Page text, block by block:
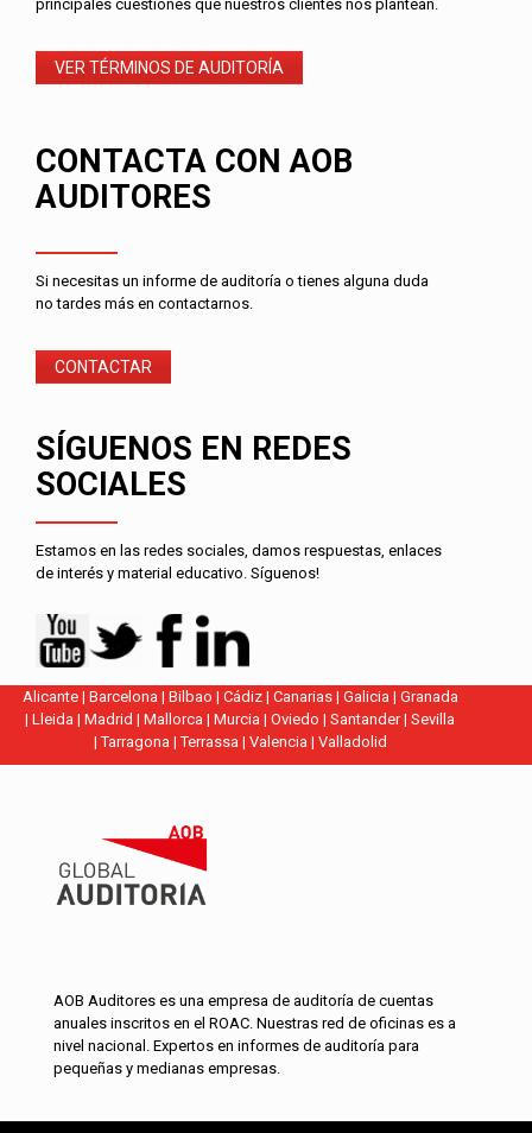
principales cuestiones que nuestros clientes nos plantean.
VER TÉRMINOS DE AUDITORÍA
CONTACTA CON AOB
AUDITORES
Si necesitas un informe de auditoría o tienes alguna duda
no tardes más en contactarnos.
CONTACTAR
SÍGUENOS EN REDES
SOCIALES
Estamos en las redes sociales, damos respuestas, enlaces
de interés y material educativo. Síguenos!
Alicante| Barcelona | Bilbao | Cádiz| Canarias| Galicia | Granada
|Lleida |Madrid |Mallorca |Murcia |Oviedo |Santander|Sevilla
|Tarragona |Terrassa | Valencia | Valladolid
AOB Auditores es una empresa de auditoría de cuentas
anuales inscritos en el ROAC. Nuestras red de oficinas es a
nivel nacional. Expertos en informes de auditoría para
pequeñas y medianas empresas.